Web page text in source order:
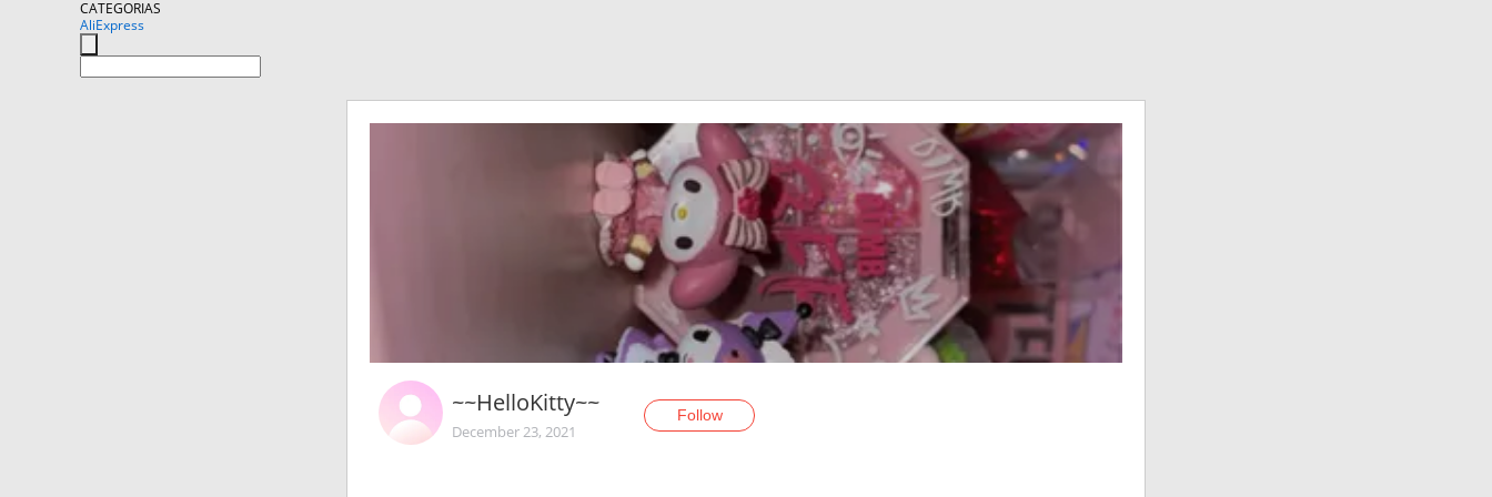
CATEGORIAS
AliExpress
~~HelloKitty~~
December 23, 2021
Follow